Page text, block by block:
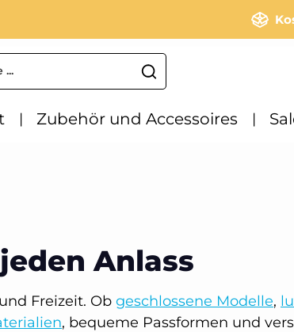
Zubehör und Accessoires
Anlass
Freizeit. Ob geschlossene Modelle,
, bequeme Passformen und